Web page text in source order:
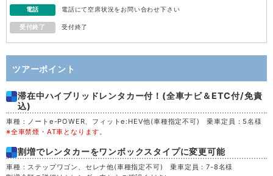
日 16
月 17
火 18
水 19
木 20
電話 電話にて空席状況をお問い合わせ下さい
受付終了 受付終了
ツアーポイント
滞在中ハイブリッドレンタカー付！(全車ナビ＆ETC付/免責
込)
車種：ノートe-POWER、フィットe:HEV他(車種指定不可) 乗車定員：5名様
※全車禁煙・AT車となります。
割増でレンタカーをワンボックスタイプに変更可能
車種：ステップワゴン、セレナ他(車種指定不可) 乗車定員：7-8名様